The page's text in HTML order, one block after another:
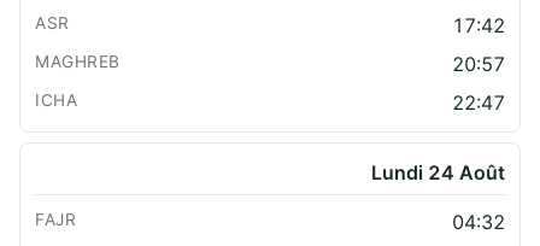
17:42
20:57
22:47
Lundi 24 Août
04:32